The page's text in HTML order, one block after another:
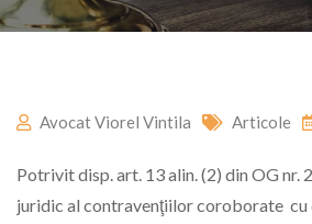
Avocat Viorel Vintila Articole
Potrivit disp. art. 13 alin. (2) din OG nr.
juridic al contravenţiilor coroborate cu